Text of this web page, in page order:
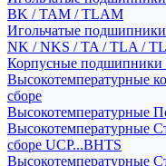
BK / TAM / TLAM
Игольчатые
NK / NKS / TA / TLA /
Корпусные подшипники
Высокотемпературные
сборе
Высокотемпературные
Высокотемпературные
сборе UCP...BHTS
Высокотемпературные